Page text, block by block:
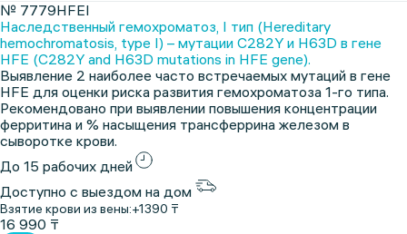
№ 7779HFEI
Наследственный гемохроматоз, I тип (Hereditary
hemochromatosis, type I) – мутации C282Y и H63D в гене
HFE (C282Y and H63D mutations in HFE gene).
Выявление 2 наиболее часто встречаемых мутаций в гене
HFE для оценки риска развития гемохроматоза 1-го типа.
Рекомендовано при выявлении повышения концентрации
ферритина и % насыщения трансферрина железом в
сыворотке крови.
До 15 рабочих дней
Доступно с выездом на дом
Взятие крови из вены:+1390 ₸
16 990 ₸